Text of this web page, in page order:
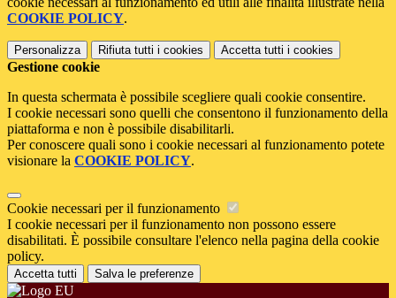
COOKIE POLICY.
Personalizza Rifiuta tutti i cookies Accetta tutti i cookies
Gestione cookie
In questa schermata è possibile scegliere quali cookie consentire.
I cookie necessari sono quelli che consentono il funzionamento della
piattaforma e non è possibile disabilitarli.
Per conoscere quali sono i cookie necessari al funzionamento potete
visionare la COOKIE POLICY.
Cookie necessari per il funzionamento
I cookie necessari per il funzionamento non possono essere
disabilitati. È possibile consultare l'elenco nella pagina della cookie
policy.
Accetta tutti Salva le preferenze